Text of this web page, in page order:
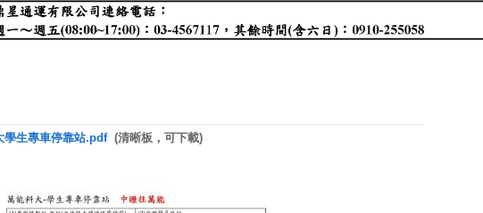
學生專車停靠站.pdf(清晰板，可下載)